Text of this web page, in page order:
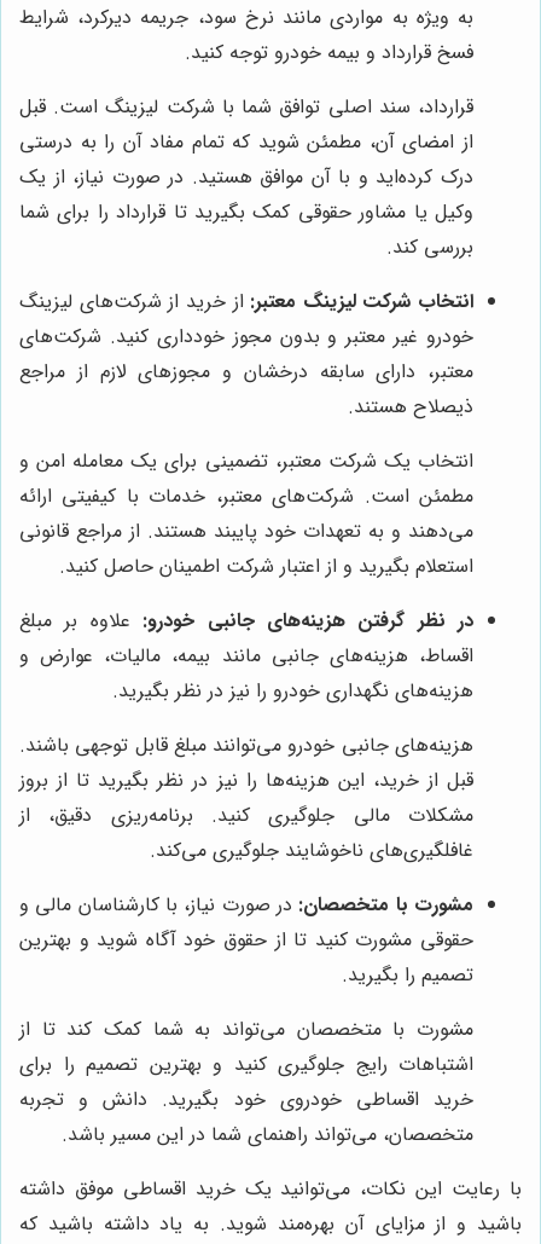
به ویژه به مواردی مانند نرخ سود، جریمه دیرکرد، شرایط
فسخ قرارداد و بیمه خودرو توجه کنید.
قرارداد، سند اصلی توافق شما با شرکت لیزینگ است. قبل
از امضای آن، مطمئن شوید که تمام مفاد آن را به درستی
درک کرده‌اید و با آن موافق هستید. در صورت نیاز، از یک
وکیل یا مشاور حقوقی کمک بگیرید تا قرارداد را برای شما
بررسی کند.
انتخاب شرکت لیزینگ معتبر: از خرید از شرکت‌های لیزینگ
خودرو غیر معتبر و بدون مجوز خودداری کنید. شرکت‌های
معتبر، دارای سابقه درخشان و مجوزهای لازم از مراجع
ذیصلاح هستند.
انتخاب یک شرکت معتبر، تضمینی برای یک معامله امن و
مطمئن است. شرکت‌های معتبر، خدمات با کیفیتی ارائه
می‌دهند و به تعهدات خود پایبند هستند. از مراجع قانونی
استعلام بگیرید و از اعتبار شرکت اطمینان حاصل کنید.
در نظر گرفتن هزینه‌های جانبی خودرو: علاوه بر مبلغ
اقساط، هزینه‌های جانبی مانند بیمه، مالیات، عوارض و
هزینه‌های نگهداری خودرو را نیز در نظر بگیرید.
هزینه‌های جانبی خودرو می‌توانند مبلغ قابل توجهی باشند.
قبل از خرید، این هزینه‌ها را نیز در نظر بگیرید تا از بروز
مشکلات مالی جلوگیری کنید. برنامه‌ریزی دقیق، از
غافلگیری‌های ناخوشایند جلوگیری می‌کند.
مشورت با متخصصان: در صورت نیاز، با کارشناسان مالی و
حقوقی مشورت کنید تا از حقوق خود آگاه شوید و بهترین
تصمیم را بگیرید.
مشورت با متخصصان می‌تواند به شما کمک کند تا از
اشتباهات رایج جلوگیری کنید و بهترین تصمیم را برای
خرید اقساطی خودروی خود بگیرید. دانش و تجربه
متخصصان، می‌تواند راهنمای شما در این مسیر باشد.
با رعایت این نکات، می‌توانید یک خرید اقساطی موفق داشته
باشید و از مزایای آن بهره‌مند شوید. به یاد داشته باشید که